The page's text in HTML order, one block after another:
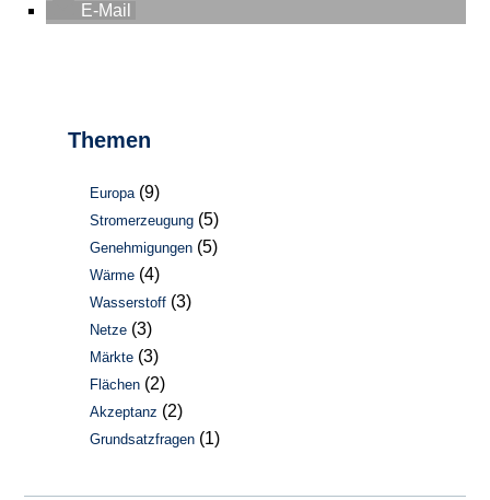
E-Mail
Themen
Europa (9)
Stromerzeugung (5)
Genehmigungen (5)
Wärme (4)
Wasserstoff (3)
Netze (3)
Märkte (3)
Flächen (2)
Akzeptanz (2)
Grundsatzfragen (1)